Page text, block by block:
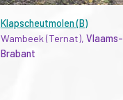
Klapscheutmolen (B)
Wambeek (Ternat), Vlaams-
Brabant